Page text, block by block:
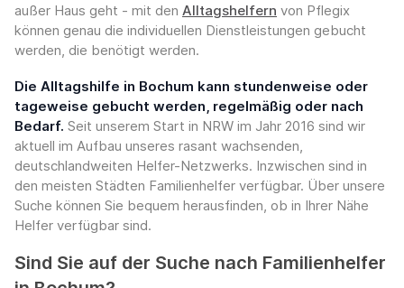
außer Haus geht - mit den Alltagshelfern von Pflegix
können genau die individuellen Dienstleistungen gebucht
werden, die benötigt werden.
Die Alltagshilfe in Bochum kann stundenweise oder
tageweise gebucht werden, regelmäßig oder nach
Bedarf. Seit unserem Start in NRW im Jahr 2016 sind wir
aktuell im Aufbau unseres rasant wachsenden,
deutschlandweiten Helfer-Netzwerks. Inzwischen sind in
den meisten Städten Familienhelfer verfügbar. Über unsere
Suche können Sie bequem herausfinden, ob in Ihrer Nähe
Helfer verfügbar sind.
Sind Sie auf der Suche nach Familienhelfer